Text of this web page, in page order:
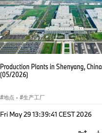
Production Plants in Shenyang, China
(05/2026)
地点 · 生产工厂
Fri May 29 13:39:41 CEST 2026